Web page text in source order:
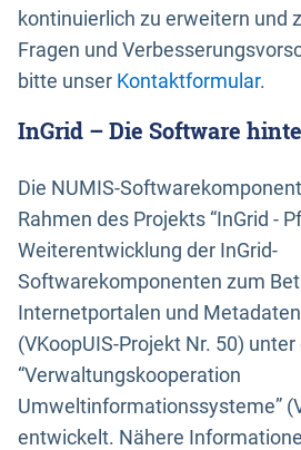
kontinuierlich zu erweitern und
Fragen und
bitte unser Kontaktformular.
InGrid – Die Software
Die NUMIS-
Rahmen des Projekts “InGrid -
Weiterentwicklung der InGrid-
Softwarekomponenten zum
Internetportalen und
(VKoopUIS-Projekt Nr. 50)
“Verwaltungskooperation
Umweltinformationssysteme”
entwickelt. Nähere